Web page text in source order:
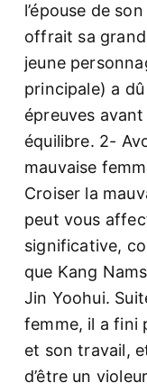
l’épouse de
offrait sa
jeune
principale) a
épreuves
équilibre. 2-
mauvaise
Croiser la
peut vous
significative,
que Kang
Jin Yoohui.
femme, il a fini
et son travail,
d’être un